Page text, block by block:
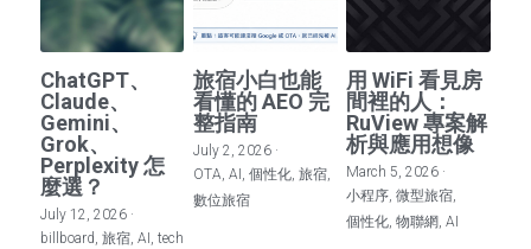
HOLD住你的微型旅宿
POWERED BY
ChatGPT、
Claude、
Gemini、
Grok、
Perplexity 怎
麼選？
July 12, 2026 ·
billboard, 旅宿, AI, tech
旅宿小白也能
看懂的 AEO 完
整指南
July 2, 2026 ·
OTA, AI, 個性化, 旅宿,
數位旅宿
用 WiFi 看見房
間裡的人：
RuView 專案解
析與應用想像
March 5, 2026 ·
小程序, 微型旅宿,
個性化, 物聯網, AI